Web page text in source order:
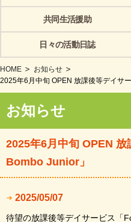
共同生活援助
日々の活動日誌
HOME
お知らせ
2025年6月中旬 OPEN 放課後等デイサ
お知らせ
2025年6月中旬 OPEN
Bombo Junior」
2025/05/07
待望の放課後等デイサービス「